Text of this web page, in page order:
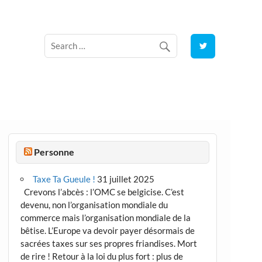
Personne
Taxe Ta Gueule ! 31 juillet 2025
Crevons l’abcès : l’OMC se belgicise. C’est
devenu, non l’organisation mondiale du
commerce mais l’organisation mondiale de la
bêtise. L’Europe va devoir payer désormais de
sacrées taxes sur ses propres friandises. Mort
de rire ! Retour à la loi du plus fort : plus de